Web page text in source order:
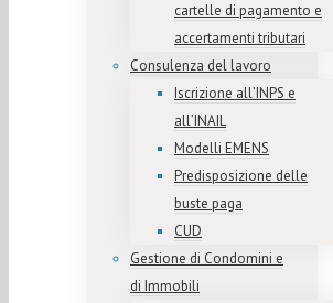
cartelle di pagamento e
accertamenti tributari
Consulenza del lavoro
Iscrizione all’INPS e
all’INAIL
Modelli EMENS
Predisposizione delle
buste paga
CUD
Gestione di Condomini e
di Immobili